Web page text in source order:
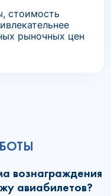
стоимость
рыночных цен
вознаграждения
авиабилетов?